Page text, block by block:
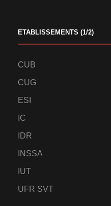
ETABLISSEMENTS (1/2)
CUB
CUG
ESI
IC
IDR
INSSA
IUT
UFR SVT